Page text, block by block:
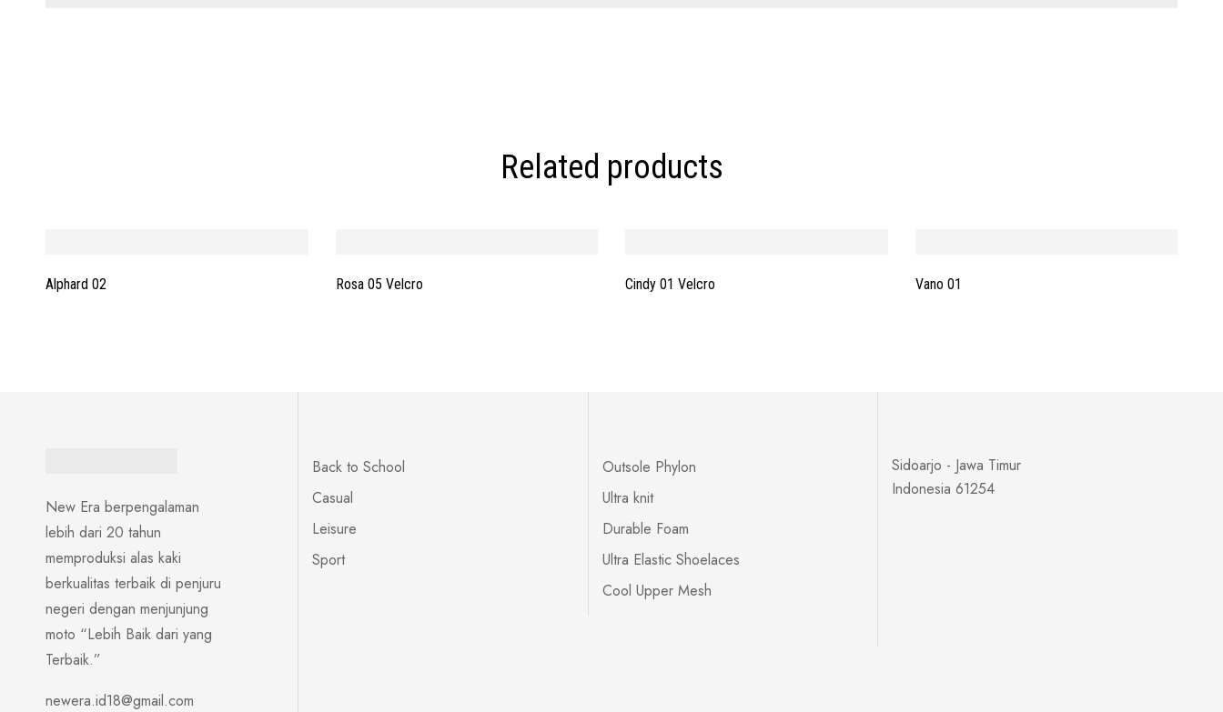
Related products
Alphard 02 Rosa 05 Velcro Cindy 01 Velcro Vano 01
New Era berpengalaman
lebih dari 20 tahun
memproduksi alas kaki
berkualitas terbaik di penjuru
negeri dengan menjunjung
moto “Lebih Baik dari yang
Terbaik.”
newera.id18@gmail.com
Back to School
Casual
Leisure
Sport
Outsole Phylon
Ultra knit
Durable Foam
Ultra Elastic Shoelaces
Cool Upper Mesh
Sidoarjo - Jawa Timur
Indonesia 61254